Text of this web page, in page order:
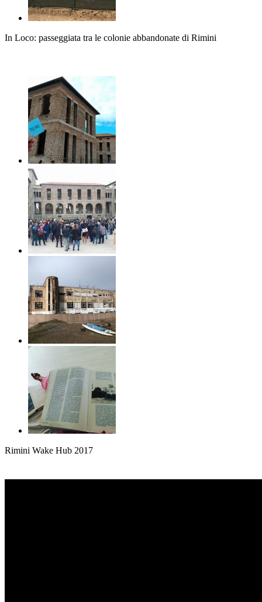
In Loco: passeggiata tra le colonie abbandonate di Rimini
Rimini Wake Hub 2017